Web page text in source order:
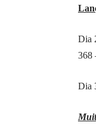
Dia
368
Dia